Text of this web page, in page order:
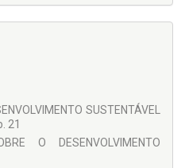
passíveis de abrigo na
eex post.
SUSTENTÁVEL
21
O DESENVOLVIMENTO